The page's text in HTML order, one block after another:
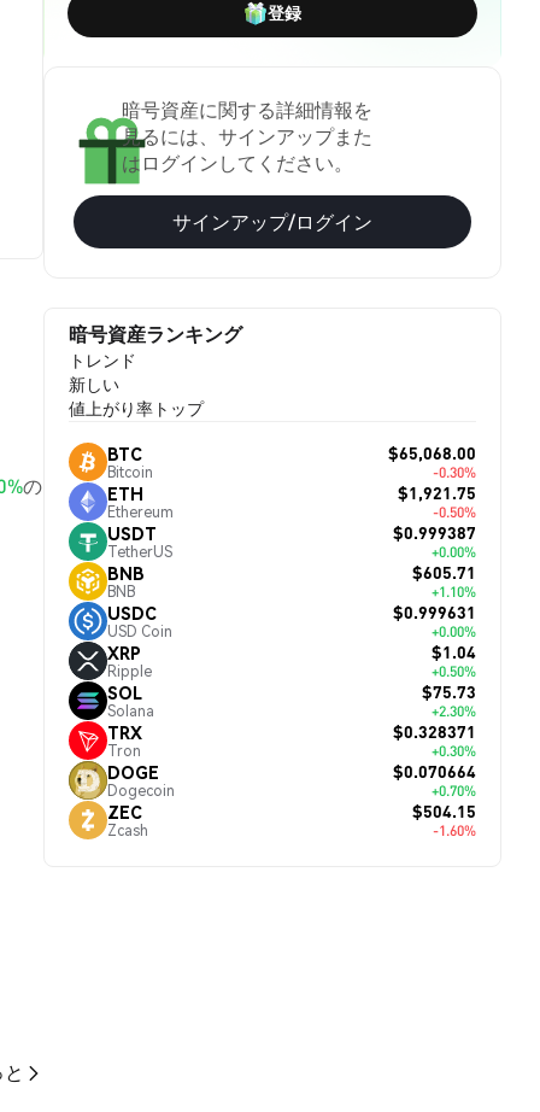
の
登録
暗号資産に関する詳細情報を
見るには、サインアップまた
はログインしてください。
サインアップ/ログイン
暗号資産ランキング
トレンド
新しい
値上がり率トップ
BTC
Bitcoin
$65,068.00
-0.30%
ETH
Ethereum
$1,921.75
-0.50%
USDT
TetherUS
$0.999387
+0.00%
BNB
BNB
$605.71
+1.10%
USDC
USD Coin
$0.999631
+0.00%
XRP
Ripple
$1.04
+0.50%
SOL
Solana
$75.73
+2.30%
TRX
Tron
$0.328371
+0.30%
DOGE
Dogecoin
$0.070664
+0.70%
ZEC
Zcash
$504.15
-1.60%